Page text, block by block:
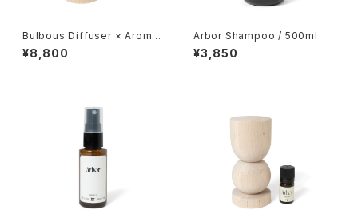
Bulbous Diffuser × Aroma
Oil Set
¥8,800
Arbor Shampoo / 500ml
¥3,850